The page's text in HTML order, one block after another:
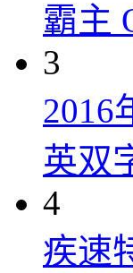
霸主
3
2016
英双
4
疾速